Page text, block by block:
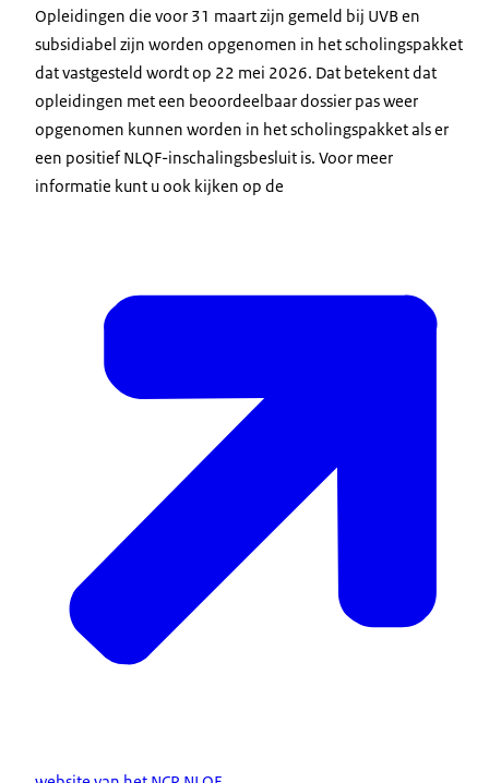
Opleidingen die voor 31 maart zijn gemeld bij UVB en
subsidiabel zijn worden opgenomen in het scholingspakket
dat vastgesteld wordt op 22 mei 2026. Dat betekent dat
opleidingen met een beoordeelbaar dossier pas weer
opgenomen kunnen worden in het scholingspakket als er
een positief NLQF-inschalingsbesluit is. Voor meer
informatie kunt u ook kijken op de